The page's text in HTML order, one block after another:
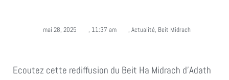
mai 28, 2025 , 11:37 am , Actualité, Beit Midrach
Ecoutez cette rediffusion du Beit Ha Midrach d'Adath